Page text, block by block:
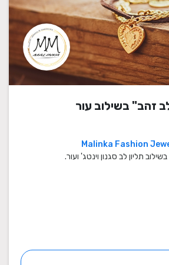
זהב" בשילוב עור
Malinka Fashion
תליון לב סגנון וינטג' ועור.